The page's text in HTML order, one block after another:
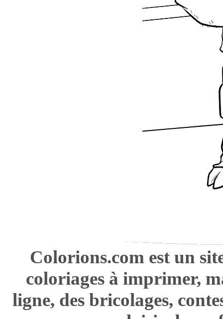
Colorions.com est un
coloriages à imprimer,
ligne, des bricolages,